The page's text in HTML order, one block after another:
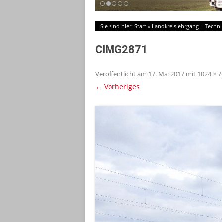
Sie sind hier: Start » Landkreislehrgang –
CIMG2871
Veröffentlicht am 17. Mai 2017 mit 1024 ×
← Vorheriges